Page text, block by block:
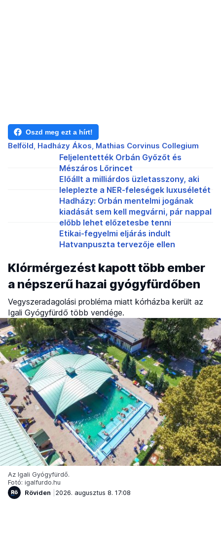
Oszd meg ezt a hírt!
Belföld Hadházy Ákos Mathias Corvinus Collegium
Feljelentették Orbán Győzőt és
Mészáros Lőrincet
Előállt a milliárdos üzletasszony, aki
leleplezte a NER-feleségek luxuséletét
Hadházy: Orbán mentelmi jogának
kiadását sem kell megvárni, pár nappal
előbb lehet előzetesbe tenni
Etikai-fegyelmi eljárás indult
Hatvanpuszta tervezője ellen
Klórmérgezést kapott több ember
a népszerű hazai gyógyfürdőben
Vegyszeradagolási probléma miatt kórházba került az
Igali Gyógyfürdő több vendége.
Az Igali Gyógyfürdő.
Fotó: igalfurdo.hu
Röviden
2026. augusztus 8. 17:08